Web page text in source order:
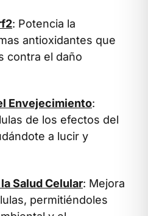
: Potencia la
antioxidantes que
contra el daño
Envejecimiento:
de los efectos del
a lucir y
Salud Celular: Mejora
permitiéndoles